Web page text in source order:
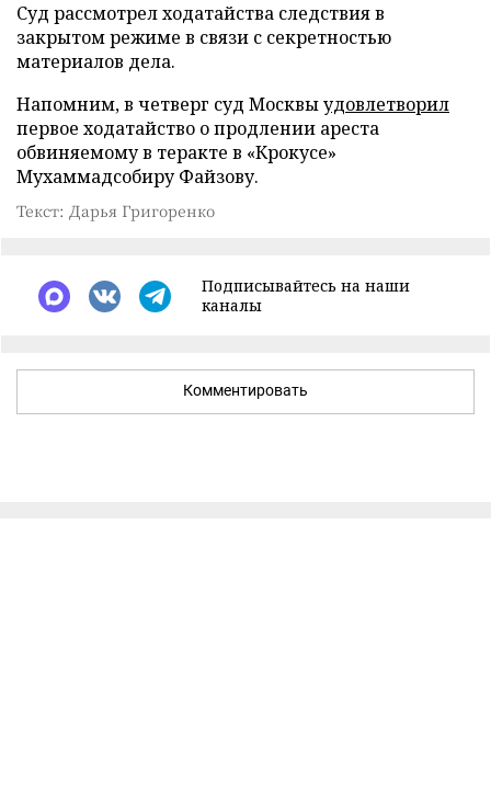
Суд рассмотрел ходатайства следствия в
закрытом режиме в связи с секретностью
материалов дела.
Напомним, в четверг суд Москвыудовлетворил
первое ходатайство о продлении ареста
обвиняемому в теракте в «Крокусе»
Мухаммадсобиру Файзову.
Текст: Дарья Григоренко
Подписывайтесь на наши
каналы
Комментировать